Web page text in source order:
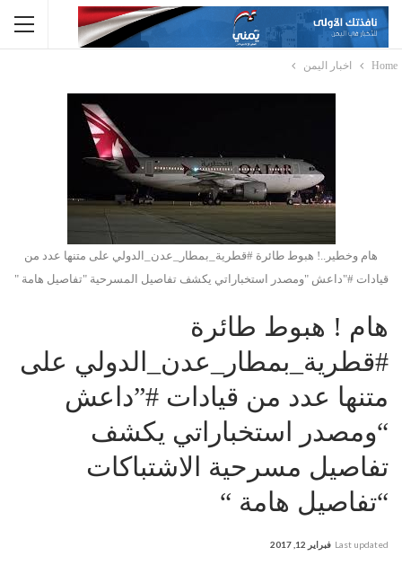
Home اخبار اليمن
هام وخطير..! هبوط طائرة #قطرية_بمطار_عدن_الدولي على متنها عدد من
قيادات #"داعش "ومصدر استخباراتي يكشف تفاصيل المسرحية "تفاصيل هامة "
هام ! هبوط طائرة
#قطرية_بمطار_عدن_الدولي على
متنها عدد من قيادات #”داعش
“ومصدر استخباراتي يكشف
تفاصيل مسرحية الاشتباكات
“تفاصيل هامة “
Last updated فبراير 12, 2017